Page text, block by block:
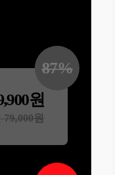
원
79,000원
87%